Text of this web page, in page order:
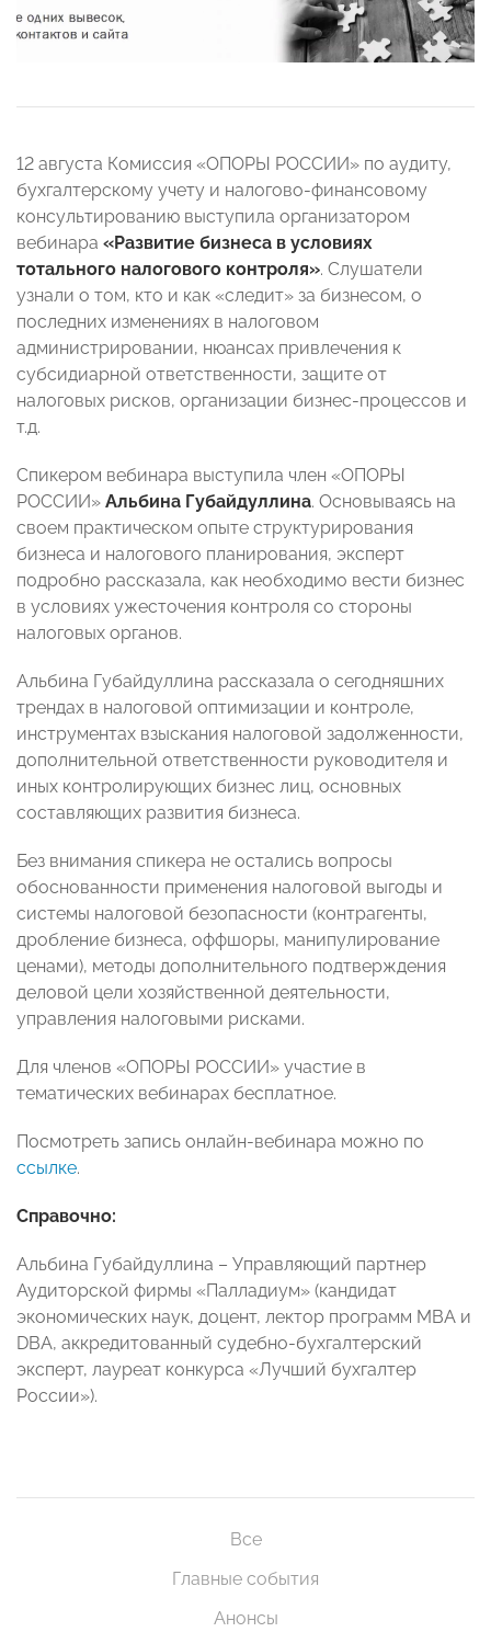
12 августа Комиссия «ОПОРЫ РОССИИ» по аудиту,
бухгалтерскому учету и налогово-финансовому
консультированию выступила организатором
вебинара «Развитие бизнеса в условиях
тотального налогового контроля». Слушатели
узнали о том, кто и как «следит» за бизнесом, о
последних изменениях в налоговом
администрировании, нюансах привлечения к
субсидиарной ответственности, защите от
налоговых рисков, организации бизнес-процессов и
т.д.
Спикером вебинара выступила член «ОПОРЫ
РОССИИ» Альбина Губайдуллина. Основываясь на
своем практическом опыте структурирования
бизнеса и налогового планирования, эксперт
подробно рассказала, как необходимо вести бизнес
в условиях ужесточения контроля со стороны
налоговых органов.
Альбина Губайдуллина рассказала о сегодняшних
трендах в налоговой оптимизации и контроле,
инструментах взыскания налоговой задолженности,
дополнительной ответственности руководителя и
иных контролирующих бизнес лиц, основных
составляющих развития бизнеса.
Без внимания спикера не остались вопросы
обоснованности применения налоговой выгоды и
системы налоговой безопасности (контрагенты,
дробление бизнеса, оффшоры, манипулирование
ценами), методы дополнительного подтверждения
деловой цели хозяйственной деятельности,
управления налоговыми рисками.
Для членов «ОПОРЫ РОССИИ» участие в
тематических вебинарах бесплатное.
Посмотреть запись онлайн-вебинара можно по
ссылке.
Справочно:
Альбина Губайдуллина – Управляющий партнер
Аудиторской фирмы «Палладиум» (кандидат
экономических наук, доцент, лектор программ МВА и
DBA, аккредитованный судебно-бухгалтерский
эксперт, лауреат конкурса «Лучший бухгалтер
России»).
Все
Главные события
Анонсы